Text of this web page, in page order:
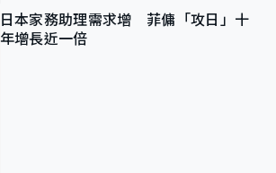
日本家務助理需求增 菲傭「攻日」十
年增長近一倍